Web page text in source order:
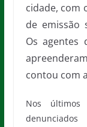
cidade, com
de emissão
Os agentes
contou com
Nos